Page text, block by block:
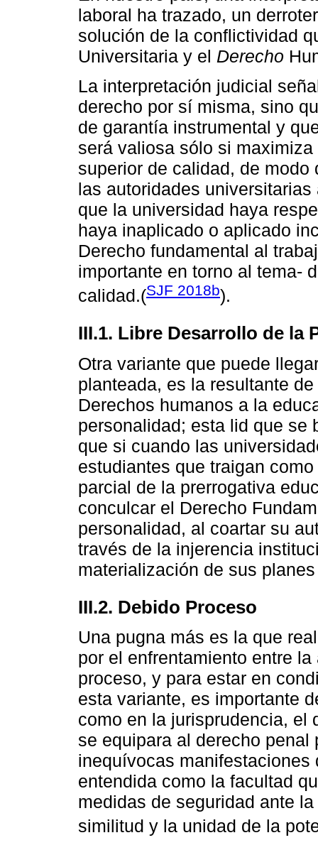
laboral ha trazado, un
solución de la conflictividad
Universitaria y el Derecho
La interpretación judicial
derecho por sí misma, sino
de garantía instrumental y
será valiosa sólo si
superior de calidad, de
las autoridades
que la universidad haya
haya inaplicado o aplicado
Derecho fundamental al
importante en torno al tema-
calidad.(SJF 2018b).
III.1. Libre Desarrollo de la
Otra variante que puede
planteada, es la resultante
Derechos humanos a la
personalidad; esta lid que se
que si cuando las
estudiantes que traigan
parcial de la prerrogativa
conculcar el Derecho
personalidad, al coartar su
través de la injerencia
materialización de sus
III.2. Debido Proceso
Una pugna más es la que
por el enfrentamiento entre
proceso, y para estar en
esta variante, es importante
como en la jurisprudencia, el
se equipara al derecho
inequívocas
entendida como la facultad
medidas de seguridad ante
similitud y la unidad de la